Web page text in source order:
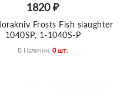
1820 ₽
Frosts Fish slaughter
1040SP, 1-1040S-Р
В Наличии: 0 Шт.